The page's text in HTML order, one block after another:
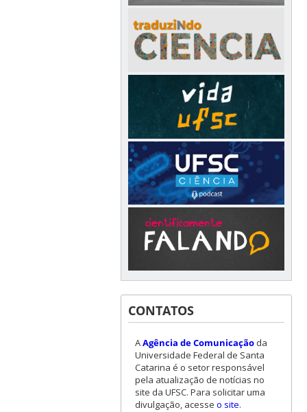
CONTATOS
AAgência de Comunicaçãoda
Universidade Federal de Santa
Catarina é o setor responsável
pela atualização de notícias no
site da UFSC. Para solicitar uma
divulgação, acesse o site.